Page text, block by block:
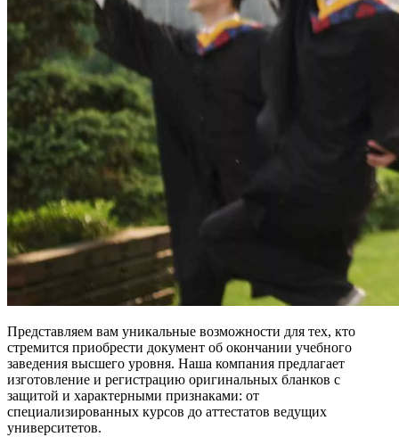
Представляем вам уникальные возможности для тех, кто
стремится приобрести документ об окончании учебного
заведения высшего уровня. Наша компания предлагает
изготовление и регистрацию оригинальных бланков с
защитой и характерными признаками: от
специализированных курсов до аттестатов ведущих
университетов.